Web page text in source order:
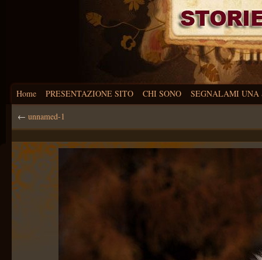
Home PRESENTAZIONE SITO CHI SONO SEGNALAMI UNA
← unnamed-1